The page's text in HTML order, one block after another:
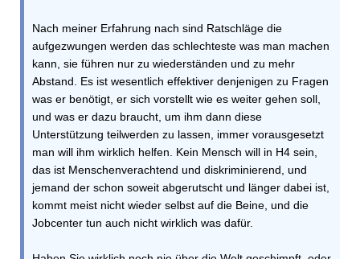
Nach meiner Erfahrung nach sind Ratschläge die
aufgezwungen werden das schlechteste was man machen
kann, sie führen nur zu wiederständen und zu mehr
Abstand. Es ist wesentlich effektiver denjenigen zu Fragen
was er benötigt, er sich vorstellt wie es weiter gehen soll,
und was er dazu braucht, um ihm dann diese
Unterstützung teilwerden zu lassen, immer vorausgesetzt
man will ihm wirklich helfen. Kein Mensch will in H4 sein,
das ist Menschenverachtend und diskriminierend, und
jemand der schon soweit abgerutscht und länger dabei ist,
kommt meist nicht wieder selbst auf die Beine, und die
Jobcenter tun auch nicht wirklich was dafür.